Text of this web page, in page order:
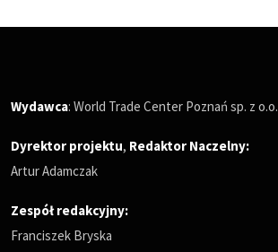
Wydawca: World Trade Center Poznań sp. z o.o.
Dyrektor projektu, Redaktor Naczelny:
Artur Adamczak
Zespół redakcyjny:
Franciszek Bryska